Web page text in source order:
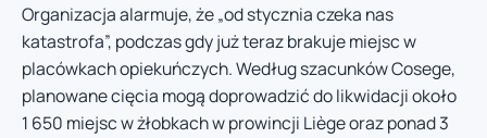
Organizacja alarmuje, że „od stycznia czeka nas
katastrofa”, podczas gdy już teraz brakuje miejsc w
placówkach opiekuńczych. Według szacunków Cosege,
planowane cięcia mogą doprowadzić do likwidacji około
1 650 miejsc w żłobkach w prowincji Liège oraz ponad 3